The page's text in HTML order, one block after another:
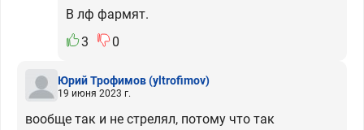
В лф фармят.
3
0
Юрий Трофимов(yltrofimov)
19 июня 2023 г.
вообще так и не стрелял, потому что так